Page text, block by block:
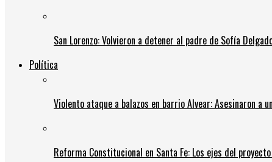
San Lorenzo: Volvieron a detener al padre de Sofía
Política
Violento ataque a balazos en barrio Alvear: Asesinaron a
Reforma Constitucional en Santa Fe: Los ejes del